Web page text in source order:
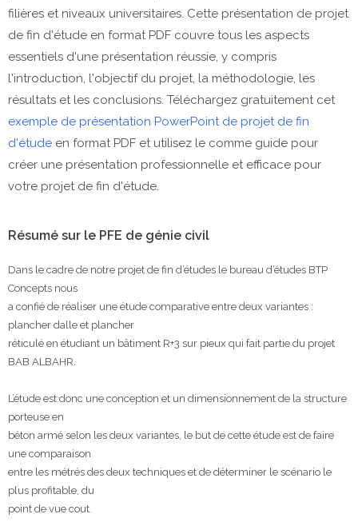
filières et niveaux universitaires. Cette présentation de projet
de fin d'étude en format PDF couvre tous les aspects
essentiels d'une présentation réussie, y compris
l'introduction, l'objectif du projet, la méthodologie, les
résultats et les conclusions. Téléchargez gratuitement cet
exemple de présentation PowerPoint de projet de fin
d'étude en format PDF et utilisez le comme guide pour
créer une présentation professionnelle et efficace pour
votre projet de fin d'étude.
Résumé sur le PFE de génie civil
Dans le cadre de notre projet de fin d’études le bureau d’études BTP
Concepts nous
a confié de réaliser une étude comparative entre deux variantes :
plancher dalle et plancher
réticulé en étudiant un bâtiment R+3 sur pieux qui fait partie du projet
BAB ALBAHR.
L’étude est donc une conception et un dimensionnement de la structure
porteuse en
béton armé selon les deux variantes, le but de cette étude est de faire
une comparaison
entre les métrés des deux techniques et de déterminer le scénario le
plus profitable, du
point de vue cout.